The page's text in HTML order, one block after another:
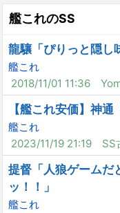
艦これのSS
龍驤「ぴりっと隠し
艦これ
2018/11/01 11:36
【艦これ安価】神通
艦これ
2023/11/19 21:19
SS
提督「人狼ゲーム
ッ！！」
艦これ